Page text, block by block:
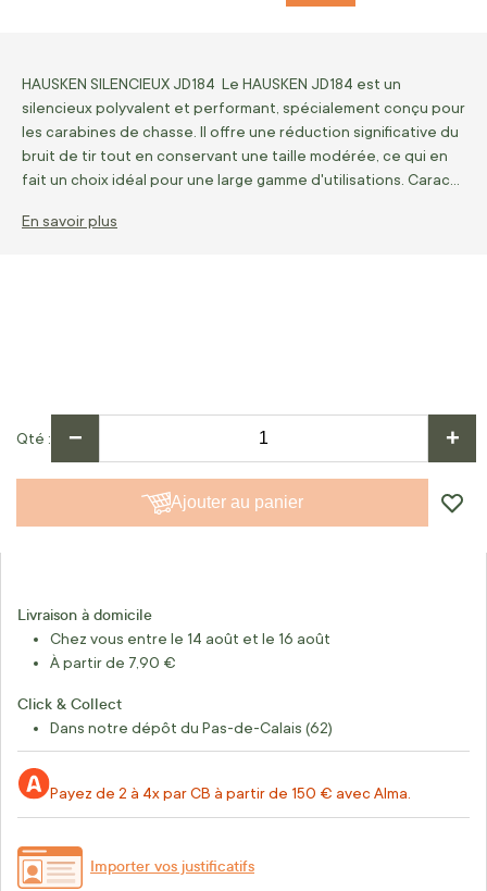
HAUSKEN SILENCIEUX JD184 Le HAUSKEN JD184 est un
silencieux polyvalent et performant, spécialement conçu pour
les carabines de chasse. Il offre une réduction significative du
bruit de tir tout en conservant une taille modérée, ce qui en
fait un choix idéal pour une large gamme d'utilisations. Carac…
En savoir plus
Qté − +
Ajouter au panier
Livraison à domicile
Chez vous entre le 14 août et le 16 août
À partir de 7,90 €
Click & Collect
Dans notre dépôt du Pas-de-Calais (62)
Payez de 2 à 4x par CB à partir de 150 € avec Alma.
Importer vos justificatifs